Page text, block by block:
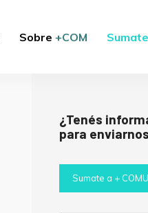
Sobre+COM
¿Tenés
para
Sumate a +